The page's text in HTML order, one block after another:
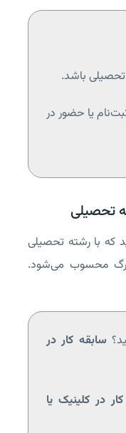
تحصیلی باشد.
یا حضور در
که با رشته تحصیلی
محسوب می‌شود.
سابقه کار در
کار در کلینیک یا